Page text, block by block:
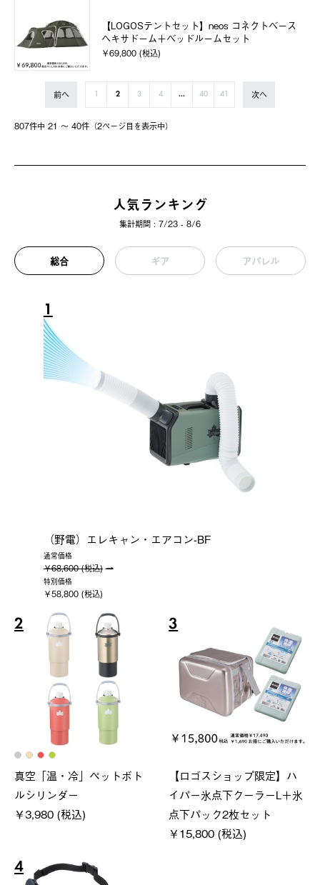
【LOGOSテントセット】neos コネクトベース
ヘキサドーム＋ベッドルームセット
￥69,800 (税込)
807件中 21 〜 40件（2ページ⽬を表⽰中）
前へ 2 3 4 ... 40 41 次へ
人気ランキング
集計期間 : 7/23 - 8/6
総合 ギア アパレル
1
（野電）エレキャン・エアコン-BF
通常価格
￥68,600 (税込)
特別価格
￥58,800 (税込)
2
真空「温・冷」ペットボト
ルシリンダー
￥3,980 (税込)
3
【ロゴスショップ限定】ハ
イパー氷点下クーラーL＋氷
点下パック2枚セット
￥15,800 (税込)
4